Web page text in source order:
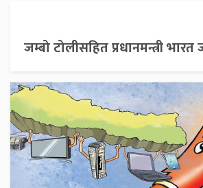
जम्बो टोलीसहित प्रधानमन्त्री भारत